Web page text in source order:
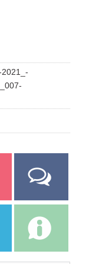
Fale Com a
Prefeitura